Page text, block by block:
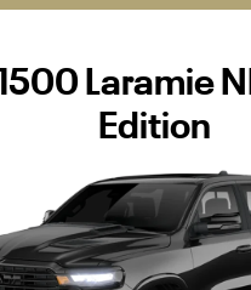
1500 Laramie
Edition